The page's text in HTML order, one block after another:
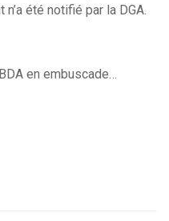
été notifié par la DGA.
en embuscade…